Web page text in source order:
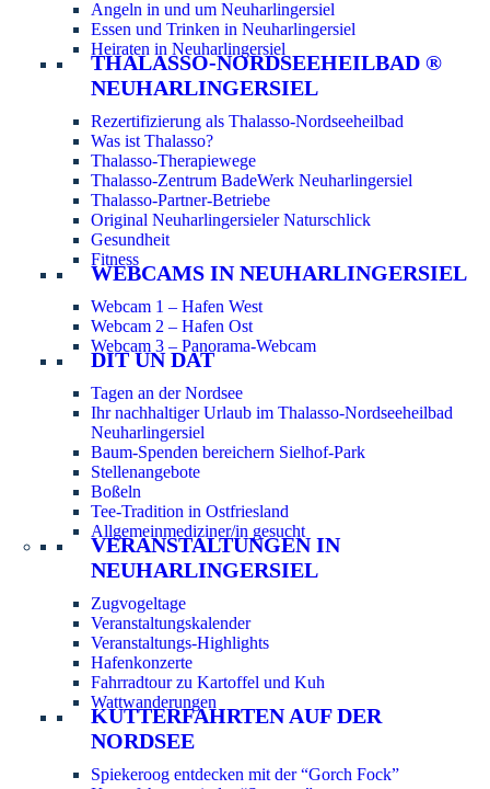
Angeln in und um Neuharlingersiel
Essen und Trinken in Neuharlingersiel
Heiraten in Neuharlingersiel
THALASSO-NORDSEEHEILBAD ®
NEUHARLINGERSIEL
Rezertifizierung als Thalasso-Nordseeheilbad
Was ist Thalasso?
Thalasso-Therapiewege
Thalasso-Zentrum BadeWerk Neuharlingersiel
Thalasso-Partner-Betriebe
Original Neuharlingersieler Naturschlick
Gesundheit
Fitness
WEBCAMS IN NEUHARLINGERSIEL
Webcam 1 – Hafen West
Webcam 2 – Hafen Ost
Webcam 3 – Panorama-Webcam
DIT UN DAT
Tagen an der Nordsee
Ihr nachhaltiger Urlaub im Thalasso-Nordseeheilbad
Neuharlingersiel
Baum-Spenden bereichern Sielhof-Park
Stellenangebote
Boßeln
Tee-Tradition in Ostfriesland
Allgemeinmediziner/in gesucht
VERANSTALTUNGEN IN
NEUHARLINGERSIEL
Zugvogeltage
Veranstaltungskalender
Veranstaltungs-Highlights
Hafenkonzerte
Fahrradtour zu Kartoffel und Kuh
Wattwanderungen
KUTTERFAHRTEN AUF DER
NORDSEE
Spiekeroog entdecken mit der “Gorch Fock”